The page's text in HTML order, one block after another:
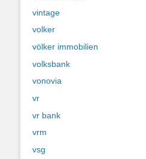
vintage
volker
völker immobilien
volksbank
vonovia
vr
vr bank
vrm
vsg